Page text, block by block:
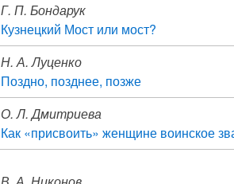
Г. П. Бондарук
Кузнецкий Мост или мост?
Н. А. Луценко
Поздно, позднее, позже
О. Л. Дмитриева
Как «присвоить» женщине воинское